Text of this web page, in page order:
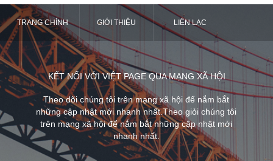
TRANG CHÍNH GIỚI THIỆU LIÊN LẠC
KẾT NỐI VỚI VIỆT PAGE QUA MẠNG XÃ HỘI
Theo dõi chúng tôi trên mạng xã hội để nắm bắt
những cập nhật mới nhanh nhất.Theo giỏi chúng tôi
trên mạng xã hội để nắm bắt những cập nhật mới
nhanh nhất.